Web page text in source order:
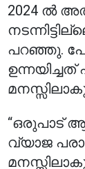
2024 ൽ
പറഞ്ഞു.
“ഒരുപാട്
വ്യാജ